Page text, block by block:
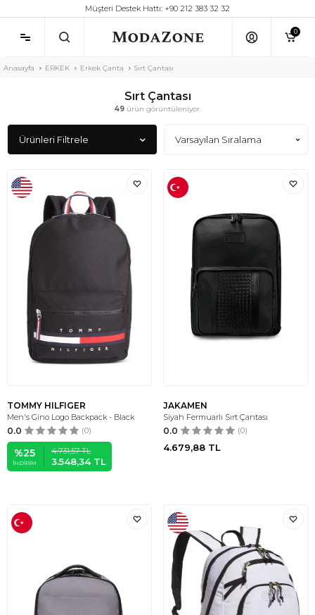
Müşteri Destek Hattı: +90 212 383 32 32
0
Anasayfa ERKEK Erkek Çanta Sırt Çantası
Sırt Çantası
49 ürün görüntüleniyor.
Ürünleri Filtrele
TOMMY HILFIGER
Men's Gino Logo Backpack - Black
0.0 (0)
%25
İNDIRIM
4.731,57TL
3.548,34TL
JAKAMEN
Siyah Fermuarlı Sırt Çantası
0.0 (0)
4.679,88 TL